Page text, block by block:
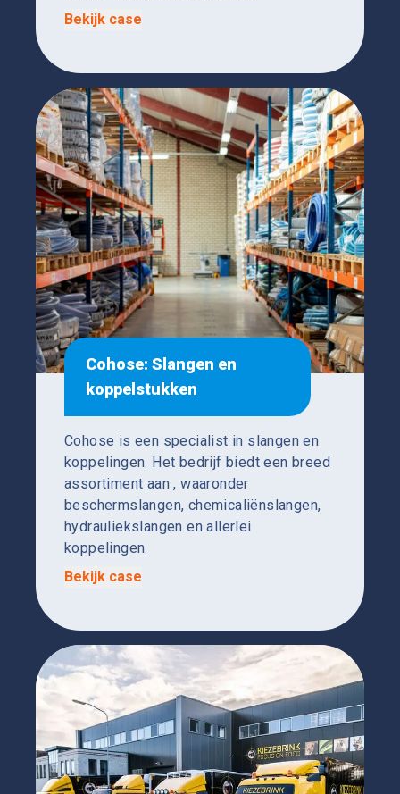
Bekijk case
Cohose: Slangen en
koppelstukken
Cohose is een specialist in slangen en
koppelingen. Het bedrijf biedt een breed
assortiment aan , waaronder
beschermslangen, chemicaliënslangen,
hydrauliekslangen en allerlei
koppelingen.
Bekijk case